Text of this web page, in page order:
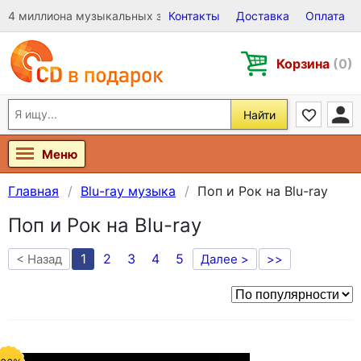
4 миллиона музыкальных записей на Виниле, CD и DVD
Контакты Доставка Оплата
Корзина (0)
Найти
Меню
Главная Blu-ray музыка Поп и Рок на Blu-ray
Поп и Рок на Blu-ray
< Назад 1 2 3 4 5 Далее > >>